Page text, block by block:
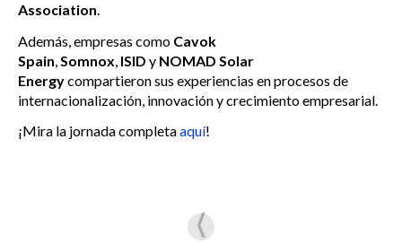
Association.
Además, empresas como Cavok
Spain Somnox ISID y NOMAD Solar
Energycompartieron sus experiencias en procesos de
internacionalización, innovación y crecimiento empresarial.
¡Mira la jornada completaaquí!